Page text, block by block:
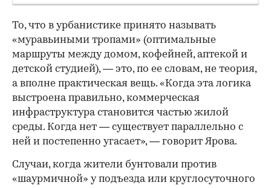
То, что в урбанистике принято называть
«муравьиными тропами» (оптимальные
маршруты между домом, кофейней, аптекой и
детской студией), — это, по ее словам, не теория,
а вполне практическая вещь. «Когда эта логика
выстроена правильно, коммерческая
инфраструктура становится частью жилой
среды. Когда нет — существует параллельно с
ней и постепенно угасает», — говорит Ярова.
Случаи, когда жители бунтовали против
«шаурмичной» у подъезда или круглосуточного